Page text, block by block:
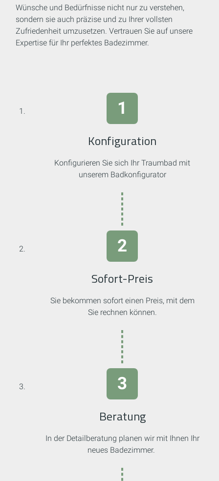
Wünsche und Bedürfnisse nicht nur zu verstehen,
sondern sie auch präzise und zu Ihrer vollsten
Zufriedenheit umzusetzen. Vertrauen Sie auf unsere
Expertise für Ihr perfektes Badezimmer.
Konfiguration
Konfigurieren Sie sich Ihr Traumbad mit
unserem Badkonfigurator
Sofort-Preis
Sie bekommen sofort einen Preis, mit dem
Sie rechnen können.
Beratung
In der Detailberatung planen wir mit Ihnen Ihr
neues Badezimmer.